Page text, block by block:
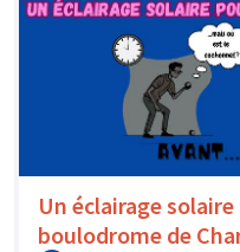
Un éclairage
boulodrome de